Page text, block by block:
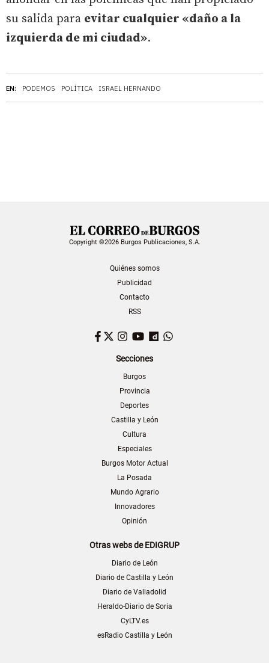
EN: PODEMOS POLÍTICA ISRAEL HERNANDO
su salida para evitar cualquier «daño a la
izquierda de mi ciudad».
Copyright ©2026 Burgos Publicaciones, S.A.
Quiénes somos
Publicidad
Contacto
RSS
Facebook
TwitterInstagram
YouTubeDailymotion
Secciones
Burgos
Provincia
Deportes
Castilla y León
Cultura
Especiales
Burgos Motor Actual
La Posada
Mundo Agrario
Innovadores
Opinión
Otras webs de EDIGRUP
Diario de León
Diario de Castilla y León
Diario de Valladolid
Heraldo-Diario de Soria
CyLTV.es
esRadio Castilla y León